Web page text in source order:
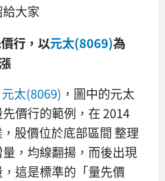
大家
行，以元太(8069)為
元太(8069) ，圖中的元太
價行的範例，在 2014
股價位於底部區間 整理
，均線翻揚，而後出現
這是標準的「量先價